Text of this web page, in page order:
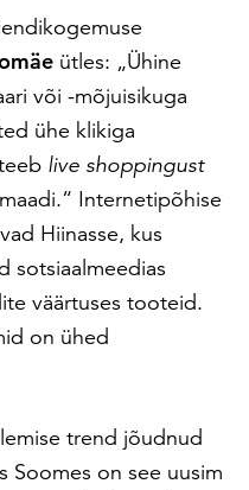
ütles: „Ühine
või -mõjuisikuga
ühe klikiga
live shoppingust
Internetipõhise
Hiinasse, kus
sotsiaalmeedias
väärtuses tooteid.
on ühed
trend jõudnud
Soomes on see uusim